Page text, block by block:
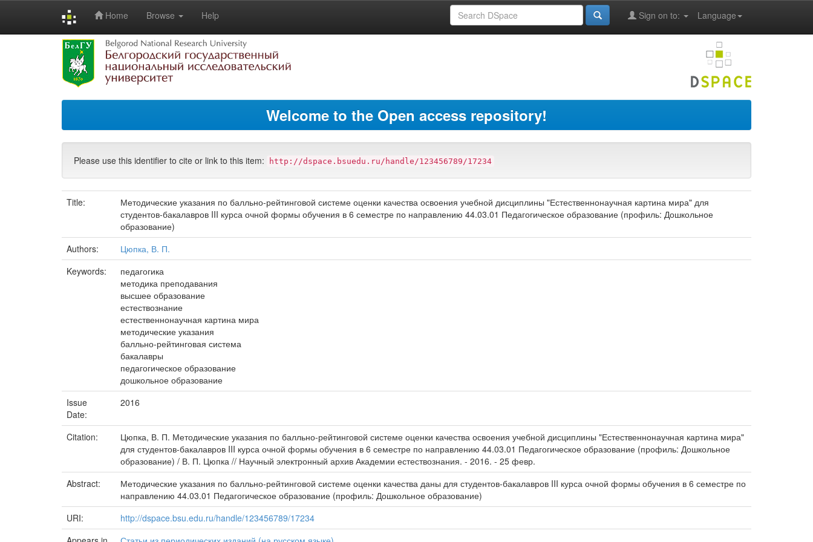
Home Browse Help Language
Sign on to:
Welcome to the Open access repository!
Please use this identifier to cite or link to this item: http://dspace.bsuedu.ru/handle/123456789/17234
Title:
Методические указания по балльно-рейтинговой системе оценки качества освоения учебной дисциплины "Естественнонаучная картина мира" для
студентов-бакалавров III курса очной формы обучения в 6 семестре по направлению 44.03.01 Педагогическое образование (профиль: Дошкольное
образование)
Authors:
Цюпка, В. П.
Keywords:
педагогика
методика преподавания
высшее образование
естествознание
естественнонаучная картина мира
методические указания
балльно-рейтинговая система
бакалавры
педагогическое образование
дошкольное образование
Issue
Date:
2016
Citation:
Цюпка, В. П. Методические указания по балльно-рейтинговой системе оценки качества освоения учебной дисциплины "Естественнонаучная картина мира"
для студентов-бакалавров III курса очной формы обучения в 6 семестре по направлению 44.03.01 Педагогическое образование (профиль: Дошкольное
образование) / В. П. Цюпка // Научный электронный архив Академии естествознания. - 2016. - 25 февр.
Abstract:
Методические указания по балльно-рейтинговой системе оценки качества даны для студентов-бакалавров III курса очной формы обучения в 6 семестре по
направлению 44.03.01 Педагогическое образование (профиль: Дошкольное образование)
URI:
http://dspace.bsu.edu.ru/handle/123456789/17234